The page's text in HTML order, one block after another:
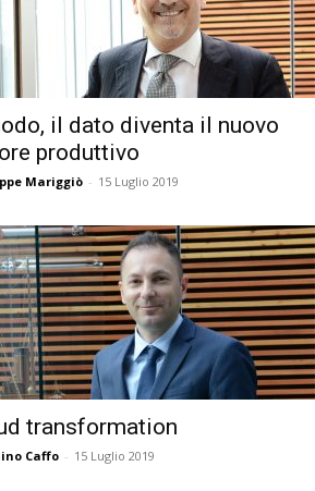
il dato diventa il nuovo
produttivo
Mariggiò - 15 Luglio 2019
transformation
Caffo - 15 Luglio 2019